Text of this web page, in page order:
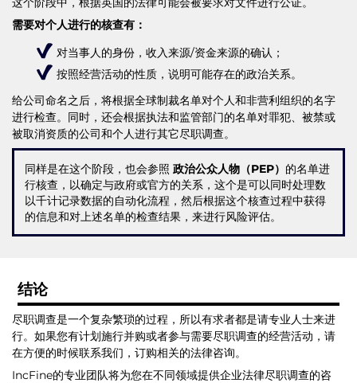
需要对个人进行的核查有：
对当事人的身份，收入来源/资金来源的确认；
按照经营活动的性质，说明可能存在的政治关系。
给公司命名之后，将根据全球制裁名单对个人和非营利组织的名字
进行检查。同时，还会根据执法和监管部门的名单对罪犯、被禁或
被取消资质的公司和个人进行其它尽职调查。
同样是在这个阶段，也会参照 政治公众人物（PEP） 的名单进
行核查，以确定与政府或官方的关系，这个是可以同时处理数
以千计记录数据的自动化流程，然后根据这个核查过程中获得
的信息和对上述名单的检查结果，来进行风险评估。
结论
尽职调查是一个复杂繁琐的过程，所以有求者都是请专业人士来进
行。如果您有计划施行并购或者参与需要尽职调查的经营活动，请
在方便的时候联系我们，订购相关的法律咨询。
IncFine的专业团队将为您在不同领域提供企业法律尽职调查的咨